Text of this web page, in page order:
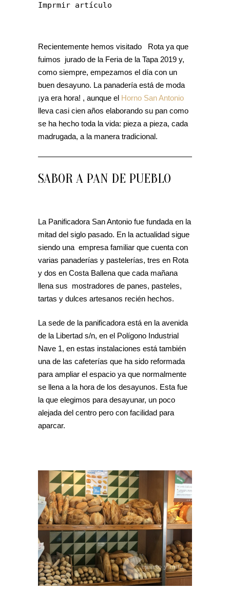
Imprmir artículo
Recientemente hemos visitado Rota ya que
fuimos jurado de la Feria de la Tapa 2019 y,
como siempre, empezamos el día con un
buen desayuno. La panadería está de moda
¡ya era hora! , aunque el Horno San Antonio
lleva casi cien años elaborando su pan como
se ha hecho toda la vida: pieza a pieza, cada
madrugada, a la manera tradicional.
SABOR A PAN DE PUEBLO
La Panificadora San Antonio fue fundada en la
mitad del siglo pasado. En la actualidad sigue
siendo una empresa familiar que cuenta con
varias panaderías y pastelerías, tres en Rota
y dos en Costa Ballena que cada mañana
llena sus mostradores de panes, pasteles,
tartas y dulces artesanos recién hechos.
La sede de la panificadora está en la avenida
de la Libertad s/n, en el Polígono Industrial
Nave 1, en estas instalaciones está también
una de las cafeterías que ha sido reformada
para ampliar el espacio ya que normalmente
se llena a la hora de los desayunos. Esta fue
la que elegimos para desayunar, un poco
alejada del centro pero con facilidad para
aparcar.